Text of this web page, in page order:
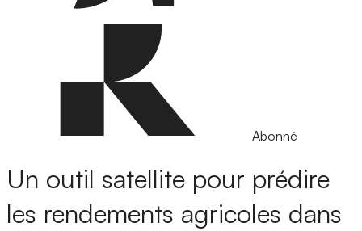
Abonné
Un outil satellite pour prédire
les rendements agricoles dans